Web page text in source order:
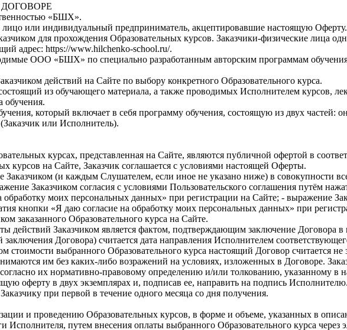
«БШХ».
или индивидуальный предприниматель, акцептировавшие настоящую Оферту.
для прохождения Образовательных курсов. Заказчики-физические лица
адрес: https://www.hilchenko-school.ru/.
ООО «БШХ» по специально разработанным авторским программам
действий на Сайте по выбору конкретного Образовательного курса.
из обучающего материала, а также проводимых Исполнителем курсов,
обучения.
который включает в себя программу обучения, состоящую из двух частей:
или Исполнитель).
курсах, представленная на Сайте, являются публичной офертой в
курсов на Сайте, Заказчик соглашается с условиями настоящей Оферты.
(и каждым Слушателем, если иное не указано ниже) в совокупности
Заказчиком согласия с условиями Пользовательского соглашения путём
обработку моих персональных данных» при регистрации на Сайте; - выражение
кнопки «Я даю согласие на обработку моих персональных данных» при
заказанного Образовательного курса на Сайте.
действий Заказчиком является фактом, подтверждающим заключение Договора в
Договора) считается дата направления Исполнителем
стоимости выбранного Образовательного курса настоящий Договор считается
им без каких-либо возражений на условиях, изложенных в Договоре.
их нормативно-правовому определению и/или толкованию, указанному в
оферту в двух экземплярах и, подписав ее, направить на подпись
при первой в течение одного месяца со дня получения.
и проведению Образовательных курсов, в форме и объеме, указанных в
Исполнителя, путем внесения оплаты выбранного Образовательного курса